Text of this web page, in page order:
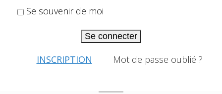
Se souvenir de moi
Se connecter
INSCRIPTION Mot de passe oublié ?